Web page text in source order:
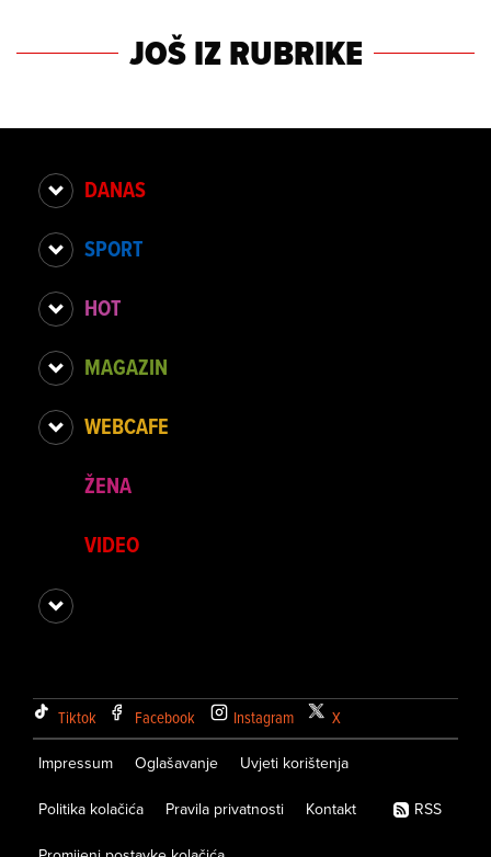
JOŠ IZ RUBRIKE
DANAS
SPORT
HOT
MAGAZIN
WEBCAFE
ŽENA
VIDEO
Tiktok Facebook Instagram X
Impressum Oglašavanje Uvjeti korištenja
Politika kolačića Pravila privatnosti Kontakt RSS